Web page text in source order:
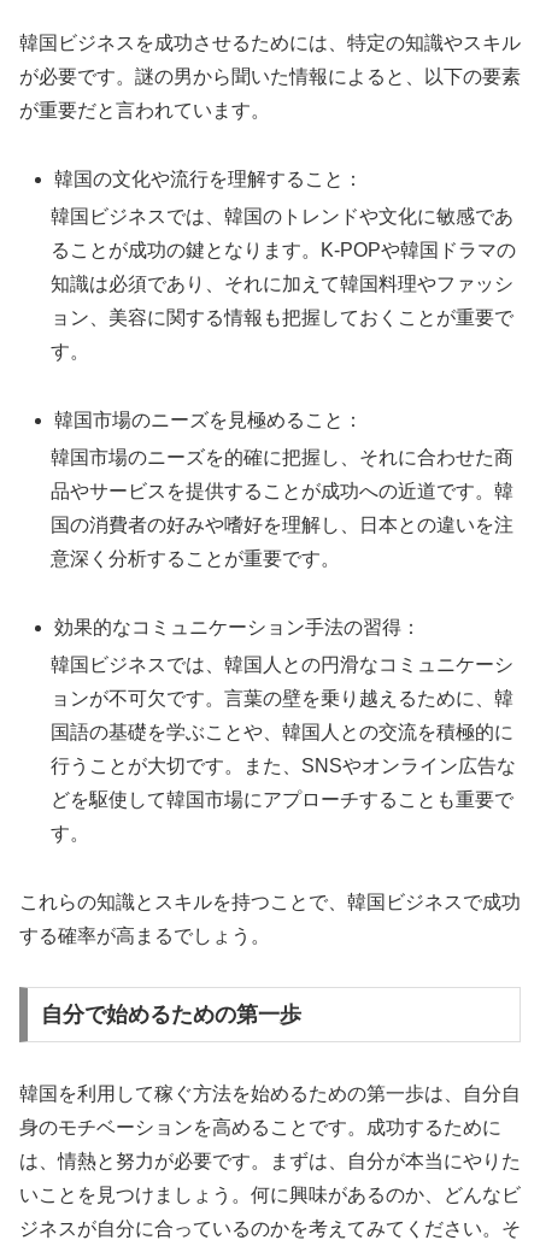
韓国ビジネスを成功させるためには、特定の知識やスキル
が必要です。謎の男から聞いた情報によると、以下の要素
が重要だと言われています。
韓国の文化や流行を理解すること：
韓国ビジネスでは、韓国のトレンドや文化に敏感であ
ることが成功の鍵となります。K-POPや韓国ドラマの
知識は必須であり、それに加えて韓国料理やファッシ
ョン、美容に関する情報も把握しておくことが重要で
す。
韓国市場のニーズを見極めること：
韓国市場のニーズを的確に把握し、それに合わせた商
品やサービスを提供することが成功への近道です。韓
国の消費者の好みや嗜好を理解し、日本との違いを注
意深く分析することが重要です。
効果的なコミュニケーション手法の習得：
韓国ビジネスでは、韓国人との円滑なコミュニケーシ
ョンが不可欠です。言葉の壁を乗り越えるために、韓
国語の基礎を学ぶことや、韓国人との交流を積極的に
行うことが大切です。また、SNSやオンライン広告な
どを駆使して韓国市場にアプローチすることも重要で
す。
これらの知識とスキルを持つことで、韓国ビジネスで成功
する確率が高まるでしょう。
自分で始めるための第一歩
韓国を利用して稼ぐ方法を始めるための第一歩は、自分自
身のモチベーションを高めることです。成功するために
は、情熱と努力が必要です。まずは、自分が本当にやりた
いことを見つけましょう。何に興味があるのか、どんなビ
ジネスが自分に合っているのかを考えてみてください。そ